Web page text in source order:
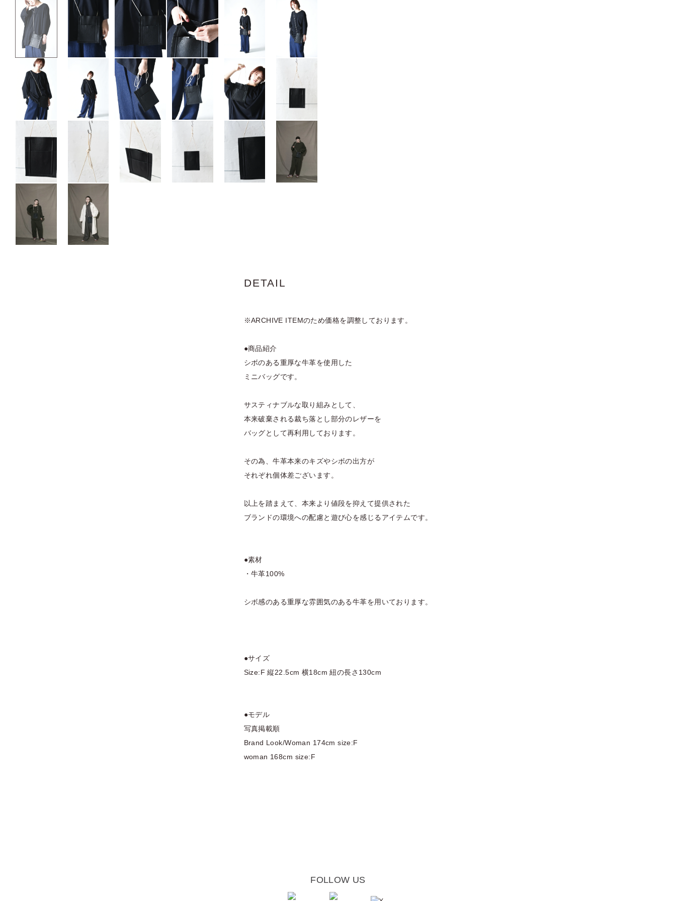
DETAIL
※ARCHIVE ITEMのため価格を調整しております。
●商品紹介
シボのある重厚な牛革を使用した
ミニバッグです。
サスティナブルな取り組みとして、
本来破棄される裁ち落とし部分のレザーを
バッグとして再利用しております。
その為、牛革本来のキズやシボの出方が
それぞれ個体差ございます。
以上を踏まえて、本来より値段を抑えて提供された
ブランドの環境への配慮と遊び心を感じるアイテムです。
●素材
・牛革100%
シボ感のある重厚な雰囲気のある牛革を用いております。
●サイズ
Size:F 縦22.5cm 横18cm 紐の長さ130cm
●モデル
写真掲載順
Brand Look/Woman 174cm size:F
woman 168cm size:F
FOLLOW US